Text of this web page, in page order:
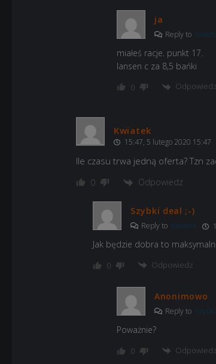
ja
Reply to
miałeś racje. punkt 17.
lansen c za 8,5 bańki
0 Odpowiedz
Kwiatek
15:47, 5 lutego 2020 15:47
Ile czasu trwa jedną oferta? Tzn
0 Odpowiedz
Szybki deal ;-)
Reply to Kwiatek
Jak będzie dobra to
0 Odpowiedz
Anonimowo
Reply to
Poważnie?
0 Odpowiedz